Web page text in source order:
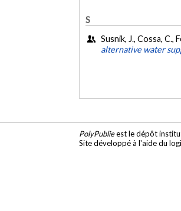
S
Susnik, J., Cossa, C.,
alternative water
PolyPublieest le dépôt
Site développé à l'aide du